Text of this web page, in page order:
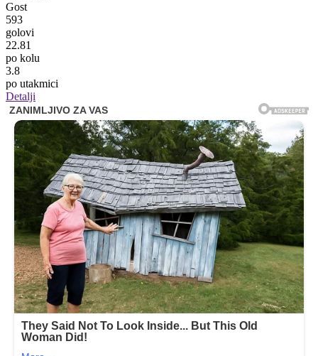
Gost
593
golovi
22.81
po kolu
3.8
po utakmici
Detalji